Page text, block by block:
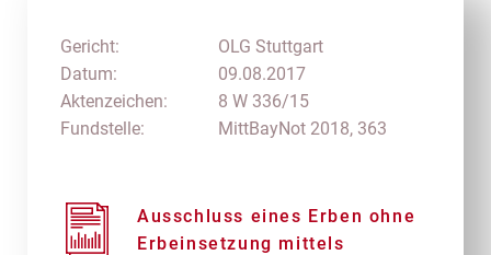
Gericht:
Datum:
Aktenzeichen:
Fundstelle:
OLG Stuttgart
09.08.2017
8 W 336/15
MittBayNot 2018, 363
Ausschluss eines Erben ohne
Erbeinsetzung mittels